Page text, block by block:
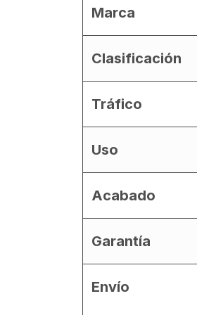
Marca
Clasificación
Tráfico
Uso
Acabado
Garantía
Envío